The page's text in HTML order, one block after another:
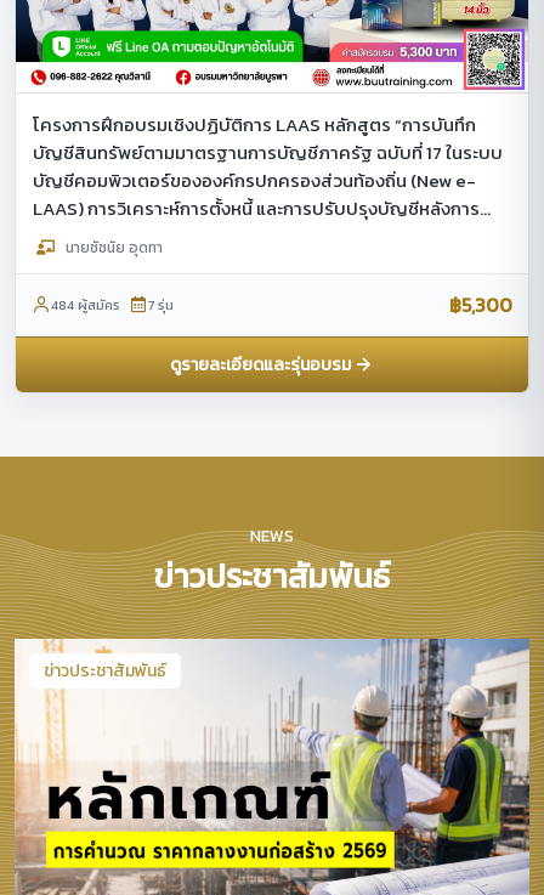
โครงการฝึกอบรมเชิงปฏิบัติการ LAAS หลักสูตร “การบันทึก
บัญชีสินทรัพย์ตามมาตรฐานการบัญชีภาครัฐ ฉบับที่ 17 ในระบบ
บัญชีคอมพิวเตอร์ขององค์กรปกครองส่วนท้องถิ่น (New e-
LAAS) การวิเคราะห์การตั้งหนี้ และการปรับปรุงบัญชีหลังการ
ตรวจสอบงบการเงินประจำปี ประจำปีงบประมาณ พ.ศ.2569”
นายชัชนัย อุดทา
484 ผู้สมัคร 7 รุ่น ฿5,300
ดูรายละเอียดและรุ่นอบรม
NEWS
ข่าวประชาสัมพันธ์
ข่าวประชาสัมพันธ์